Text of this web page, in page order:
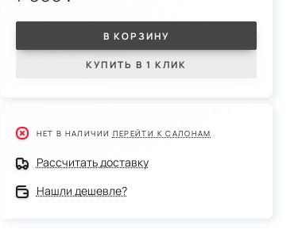
В КОРЗИНУ
КУПИТЬ В 1 КЛИК
НЕТ В НАЛИЧИИ ПЕРЕЙТИ К САЛОНАМ
Рассчитать доставку
Нашли дешевле?